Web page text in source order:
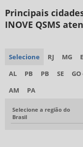
Principais
INOVE QSMS
Selecione RJ MG
AL
PB PB SE GO
AM
PA
Selecione a região do
Brasil